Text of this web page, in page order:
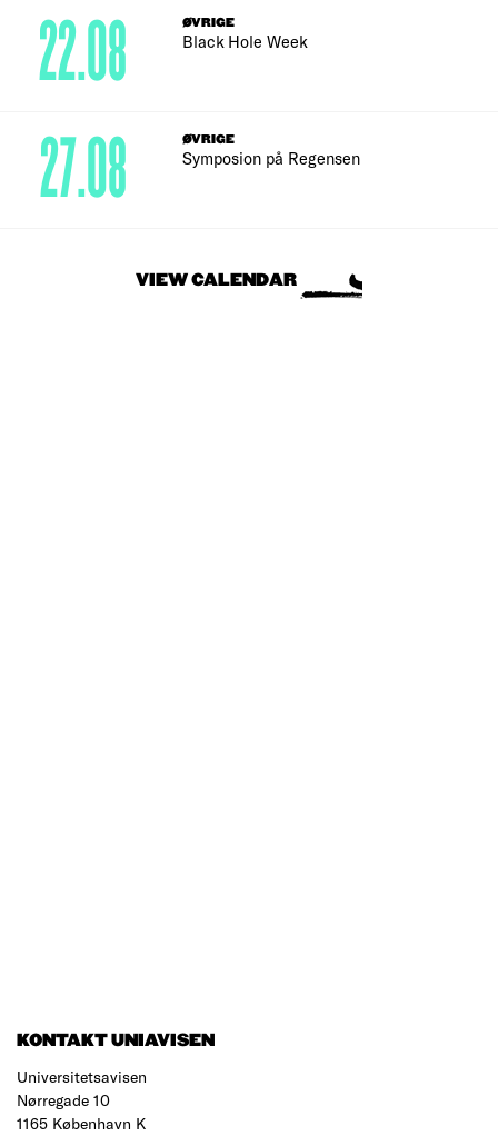
ØVRIGE
Black Hole Week
22.08
ØVRIGE
Symposion på Regensen
27.08
VIEW CALENDAR
KONTAKT UNIAVISEN
Universitetsavisen
Nørregade 10
1165 København K